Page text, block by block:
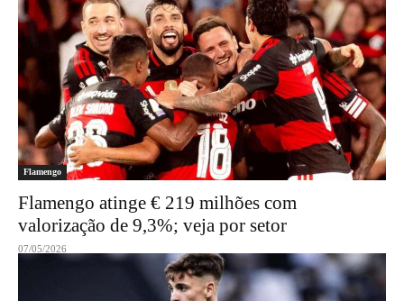
Flamengo
Flamengo atinge € 219 milhões com
valorização de 9,3%; veja por setor
07/05/2026